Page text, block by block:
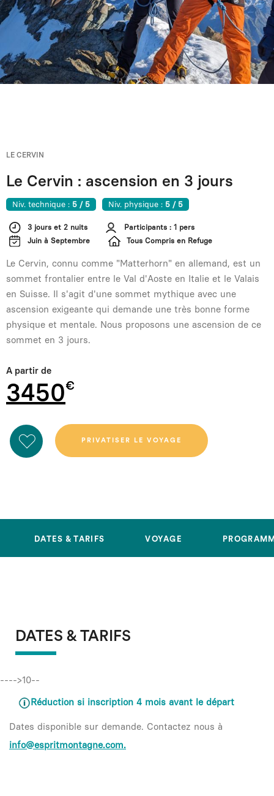
LE CERVIN
Le Cervin : ascension en 3 jours
Niv. technique : 5 / 5 Niv. physique : 5 / 5
3 jours et 2 nuits
Participants : 1 pers
Juin à Septembre
Tous Compris en Refuge
Le Cervin, connu comme "Matterhorn" en allemand, est un
sommet frontalier entre le Val d'Aoste en Italie et le Valais
en Suisse. Il s'agit d'une sommet mythique avec une
ascension exigeante qui demande une très bonne forme
physique et mentale. Nous proposons une ascension de ce
sommet en 3 jours.
A partir de
3450
DATES & TARIFS VOYAGE
DATES & TARIFS
---->10--
Réduction si inscription 4 mois avant le départ
Dates disponible sur demande. Contactez nous à
info@espritmontagne.com.